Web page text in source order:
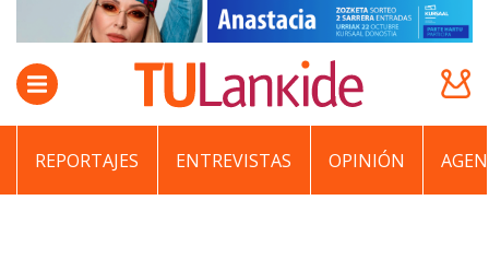
REPORTAJES ENTREVISTAS OPINIÓN